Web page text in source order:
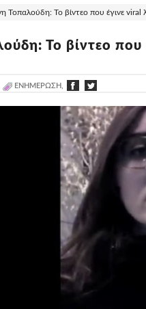
Τοπαλούδη: Το βίντεο που έγινε viral
Το βίντεο
ΕΝΗΜΈΡΩΣΗ,